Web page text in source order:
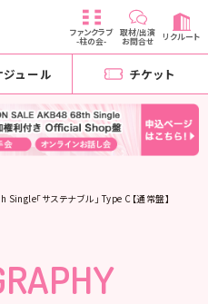
ファンクラブ
-柱の会-
取材/出演
お問合せ リクルート
ジュール チケット
Single「サステナブル」 Type C【通常盤】